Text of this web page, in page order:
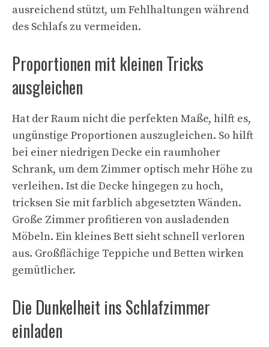
ausreichend stützt, um Fehlhaltungen während
des Schlafs zu vermeiden.
Proportionen mit kleinen Tricks
ausgleichen
Hat der Raum nicht die perfekten Maße, hilft es,
ungünstige Proportionen auszugleichen. So hilft
bei einer niedrigen Decke ein raumhoher
Schrank, um dem Zimmer optisch mehr Höhe zu
verleihen. Ist die Decke hingegen zu hoch,
tricksen Sie mit farblich abgesetzten Wänden.
Große Zimmer profitieren von ausladenden
Möbeln. Ein kleines Bett sieht schnell verloren
aus. Großflächige Teppiche und Betten wirken
gemütlicher.
Die Dunkelheit ins Schlafzimmer
einladen